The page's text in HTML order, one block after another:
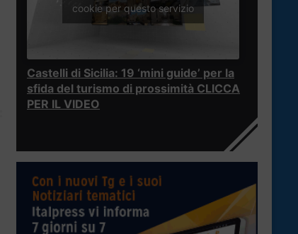
cookie per questo servizio
Castelli di Sicilia: 19 ‘mini guide’ per la
sfida del turismo di prossimità CLICCA
PER IL VIDEO